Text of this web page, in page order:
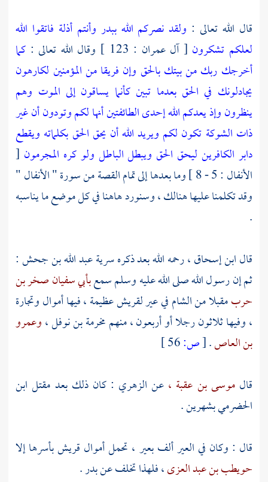
قال الله تعالى : ولقد نصركم الله ببدر وأنتم أذلة فاتقوا الله
لعلكم تشكرون [ آل عمران : 123 ] وقال الله تعالى :
كما
أخرجك ربك من بيتك بالحق وإن فريقا من المؤمنين لكارهون
يجادلونك في الحق بعدما تبين كأنما يساقون إلى الموت وهم
ينظرون وإذ يعدكم الله إحدى الطائفتين أنها لكم وتودون أن غير
ذات الشوكة تكون لكم ويريد الله أن يحق الحق بكلماته ويقطع
دابر الكافرين ليحق الحق ويبطل الباطل ولو كره المجرمون [
الأنفال : 5 - 8 ] وما بعدها إلى تمام القصة من سورة " الأنفال "
وقد تكلمنا عليها هنالك ، وسنورد هاهنا في كل موضع ما يناسبه
.
قالابن إسحاق، رحمه الله بعد ذكره سريةعبد الله بن جحش :
ثم إن رسول الله صلى الله عليه وسلم سمعبأبي سفيان صخر بن
حربمقبلا منالشامفي عيرلقريشعظيمة ، فيها أموال وتجارة
، وفيها ثلاثون رجلا أو أربعون ، منهممخرمة بن نوفل،وعمرو
بن العاص.
[ص:
قالموسى بن عقبة ، عن الزهري : كان ذلك بعد مقتل ابن
الحضرميبشهرين .
قال : وكان في العير ألف بعير ، تحمل أموال قريشبأسرها إلا
حويطب بن عبد العزى، فلهذا تخلف عنبدر.